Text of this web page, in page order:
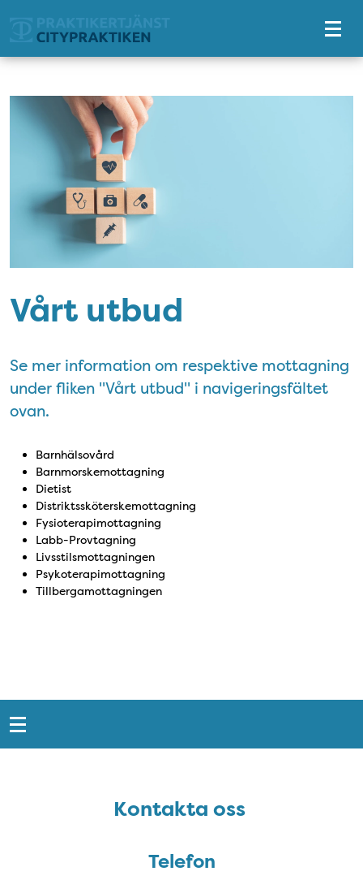
Vårt utbud
Se mer information om respektive mottagning
under fliken "Vårt utbud" i navigeringsfältet
ovan.
Barnhälsovård
Barnmorskemottagning
Dietist
Distriktssköterskemottagning
Fysioterapimottagning
Labb-Provtagning
Livsstilsmottagningen
Psykoterapimottagning
Tillbergamottagningen
Snabblänkar
Kontakta ossKontakta oss
Telefon